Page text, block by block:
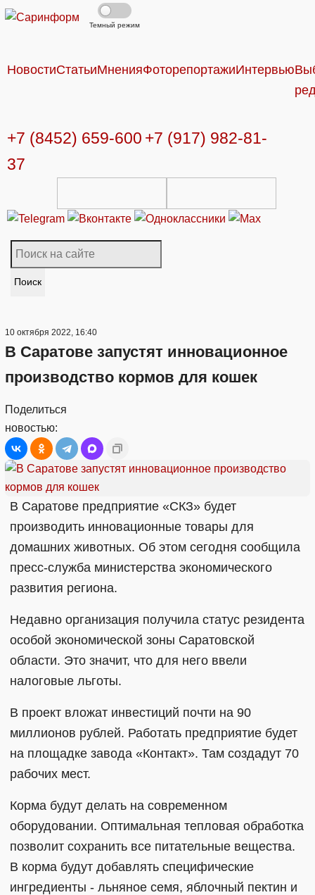
Темный режим
НовостиСтатьиМненияФоторепортажиИнтервью
+7 (8452) 659-600 +7 (917) 982-81-
37
Поиск
10 октября 2022, 16:40
В Саратове запустят инновационное
производство кормов для кошек
Поделиться
новостью:
В Саратове предприятие «СКЗ» будет
производить инновационные товары для
домашних животных. Об этом сегодня сообщила
пресс-служба министерства экономического
развития региона.
Недавно организация получила статус резидента
особой экономической зоны Саратовской
области. Это значит, что для него ввели
налоговые льготы.
В проект вложат инвестиций почти на 90
миллионов рублей. Работать предприятие будет
на площадке завода «Контакт». Там создадут 70
рабочих мест.
Корма будут делать на современном
оборудовании. Оптимальная тепловая обработка
позволит сохранить все питательные вещества.
В корма будут добавлять специфические
ингредиенты - льняное семя, яблочный пектин и